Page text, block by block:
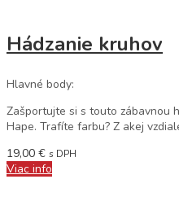
Hádzanie kruhov
Hlavné body:
Zašportujte si s touto zábavnou
Hape. Trafíte farbu? Z akej
19,00 € s DPH
Viac info